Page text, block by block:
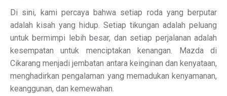
Di sini, kami percaya bahwa setiap roda yang berputar
adalah kisah yang hidup. Setiap tikungan adalah peluang
untuk bermimpi lebih besar, dan setiap perjalanan adalah
kesempatan untuk menciptakan kenangan. Mazda di
Cikarang menjadi jembatan antara keinginan dan kenyataan,
menghadirkan pengalaman yang memadukan kenyamanan,
keanggunan, dan kemewahan.